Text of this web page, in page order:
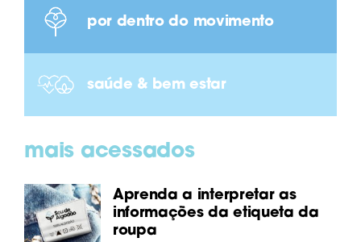
por dentro do movimento
saúde & bem estar
mais acessados
Aprenda a interpretar as
informações da etiqueta da
roupa